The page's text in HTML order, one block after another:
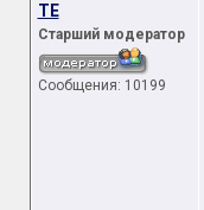
TE
Старший модератор
Сообщения: 10199